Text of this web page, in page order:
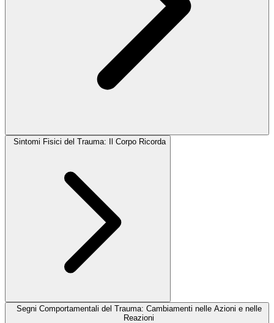
Sintomi Fisici del Trauma: Il Corpo Ricorda
Segni Comportamentali del Trauma: Cambiamenti nelle Azioni e nelle
Reazioni